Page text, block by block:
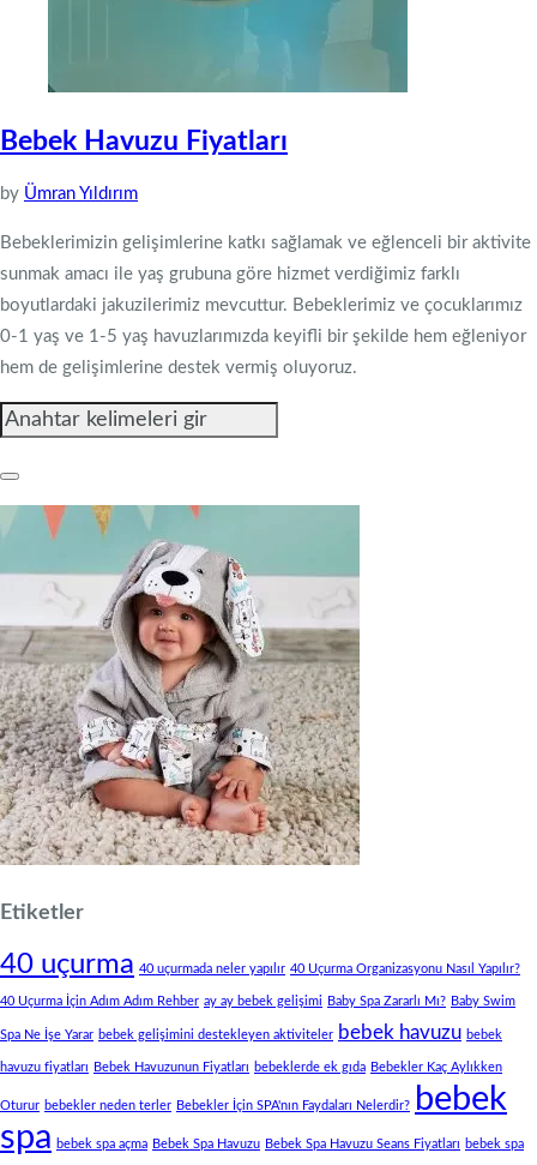
Bebek Havuzu Fiyatları
by Ümran Yıldırım
Bebeklerimizin gelişimlerine katkı sağlamak ve eğlenceli bir aktivite
sunmak amacı ile yaş grubuna göre hizmet verdiğimiz farklı
boyutlardaki jakuzilerimiz mevcuttur. Bebeklerimiz ve çocuklarımız
0-1 yaş ve 1-5 yaş havuzlarımızda keyifli bir şekilde hem eğleniyor
hem de gelişimlerine destek vermiş oluyoruz.
Etiketler
40 uçurma 40 uçurmada neler yapılır 40 Uçurma Organizasyonu Nasıl Yapılır?
40 Uçurma İçin Adım Adım Rehber ay ay bebek gelişimi Baby Spa Zararlı Mı? Baby Swim
Spa Ne İşe Yarar bebek gelişimini destekleyen aktiviteler bebek havuzu bebek
havuzu fiyatları Bebek Havuzunun Fiyatları bebeklerde ek gıda Bebekler Kaç Aylıkken
Oturur bebekler neden terler Bebekler İçin SPA'nın Faydaları Nelerdir?
bebek
spa bebek spa açma Bebek Spa Havuzu Bebek Spa Havuzu Seans Fiyatları bebek spa